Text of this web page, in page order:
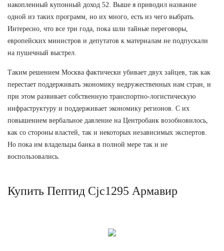
накопленный купонный доход 52. Выше я приводил название
одной из таких программ, но их много, есть из чего выбрать.
Интересно, что все три года, пока шли тайные переговоры,
европейских министров и депутатов к материалам не подпускали
на пушечный выстрел.
Таким решением Москва фактически убивает двух зайцев, так как
перестает поддерживать экономику недружественных нам стран, и
при этом развивает собственную транспортно-логистическую
инфраструктуру и поддерживает экономику регионов. С их
повышением вербальное давление на Центробанк возобновилось,
как со стороны властей, так и некоторых независимых экспертов.
Но пока им владельцы банка в полной мере так и не
воспользовались.
Купить Пептид Cjc1295 Армавир